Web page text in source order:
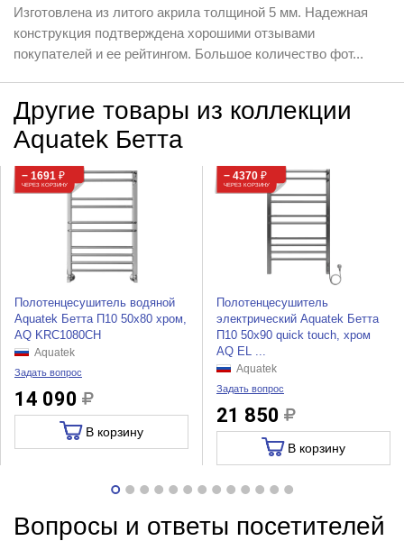
Изготовлена из литого акрила толщиной 5 мм. Надежная
конструкция подтверждена хорошими отзывами
покупателей и ее рейтингом. Большое количество фот...
Другие товары из коллекции
Aquatek Бетта
− 1691 ₽
ЧЕРЕЗ КОРЗИНУ
Полотенцесушитель водяной
Aquatek Бетта П10 50x80 хром,
AQ KRC1080CH
Aquatek
Задать вопрос
14 090
В корзину
− 4370 ₽
ЧЕРЕЗ КОРЗИНУ
Полотенцесушитель
электрический Aquatek Бетта
П10 50x90 quick touch, хром
AQ EL ...
Aquatek
Задать вопрос
21 850
В корзину
Вопросы и ответы посетителей